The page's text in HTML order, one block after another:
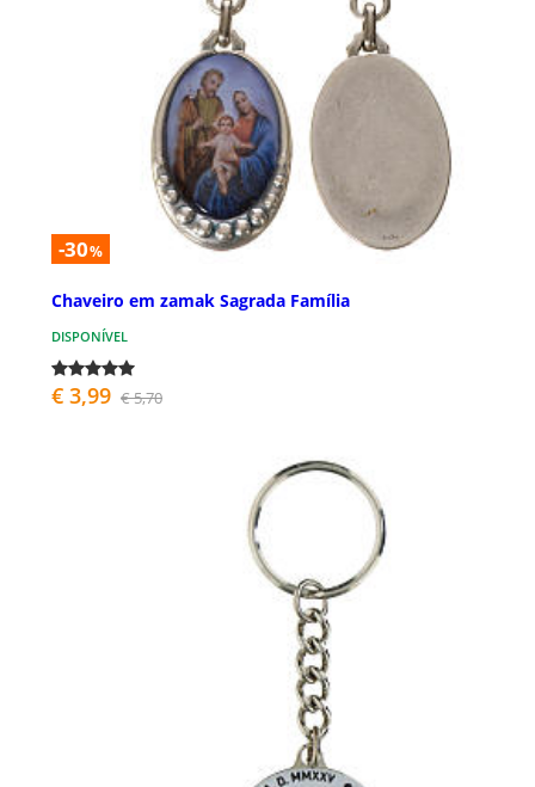
-30%
Chaveiro em zamak Sagrada Família
DISPONÍVEL
€ 3,99 € 5,70